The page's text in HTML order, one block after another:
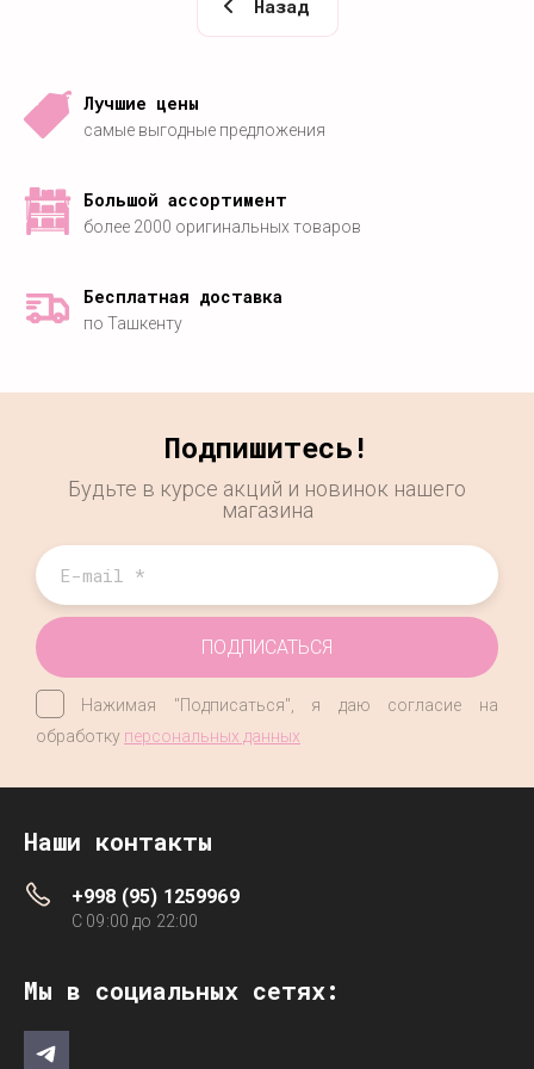
Назад
Лучшие цены
самые выгодные предложения
Большой ассортимент
более 2000 оригинальных товаров
Бесплатная доставка
по Ташкенту
Подпишитесь!
Будьте в курсе акций и новинок нашего
магазина
Нажимая "Подписаться", я даю согласие на
обработку персональных данных
ПОДПИСАТЬСЯ
Наши контакты
+998 (95) 1259969
C 09:00 до 22:00
Мы в социальных сетях: